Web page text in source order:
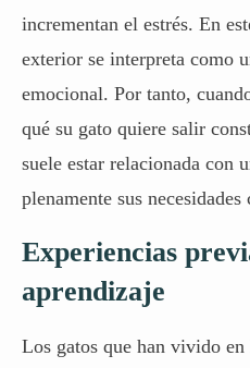
incrementan el estrés. En
exterior se interpreta como
emocional. Por tanto,
qué su gato quiere salir
suele estar relacionada con
plenamente sus necesidades
Experiencias
aprendizaje
Los gatos que han vivido